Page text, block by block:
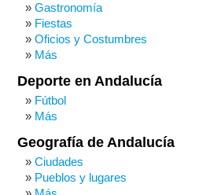
Gastronomía
Fiestas
Oficios y Costumbres
Más
Deporte en Andalucía
Fútbol
Más
Geografía de Andalucía
Ciudades
Pueblos y lugares